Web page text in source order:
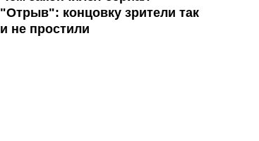
"Отрыв": концовку зрители так
и не простили